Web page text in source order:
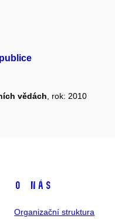
vědách , rok: 2010
O nás
Organizační struktura